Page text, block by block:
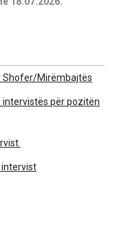
Shofer/Mirëmbajtës
për pozitën